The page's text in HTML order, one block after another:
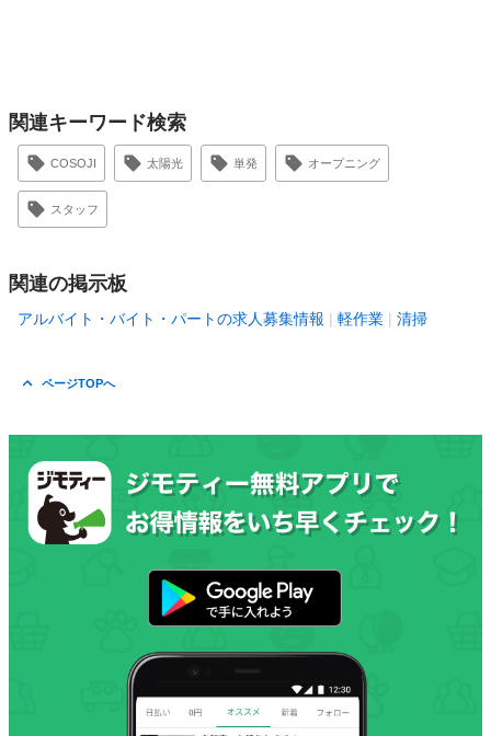
関連キーワード検索
COSOJI 太陽光 単発 オープニング
スタッフ
関連の掲示板
アルバイト・バイト・パートの求人募集情報 軽作業 清掃
ページTOPへ